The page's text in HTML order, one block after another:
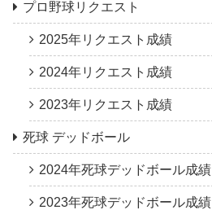
プロ野球リクエスト
2025年リクエスト成績
2024年リクエスト成績
2023年リクエスト成績
死球 デッドボール
2024年死球デッドボール成績
2023年死球デッドボール成績